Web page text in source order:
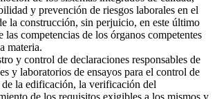
y prevención de riesgos laborales en el
la construcción, sin perjuicio, en este último
las competencias de los órganos competentes
materia.
y control de declaraciones responsables de
y laboratorios de ensayos para el control de
la edificación, la verificación del
de los requisitos exigibles a los mismos y